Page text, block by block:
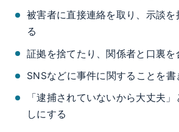
被害者に直接連絡を取り、示談を
る
証拠を捨てたり、関係者と口裏を
SNSなどに事件に関することを書
「逮捕されていないから大丈夫
しにする